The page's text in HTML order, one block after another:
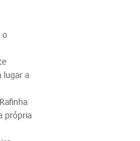
o
lugar a
própria